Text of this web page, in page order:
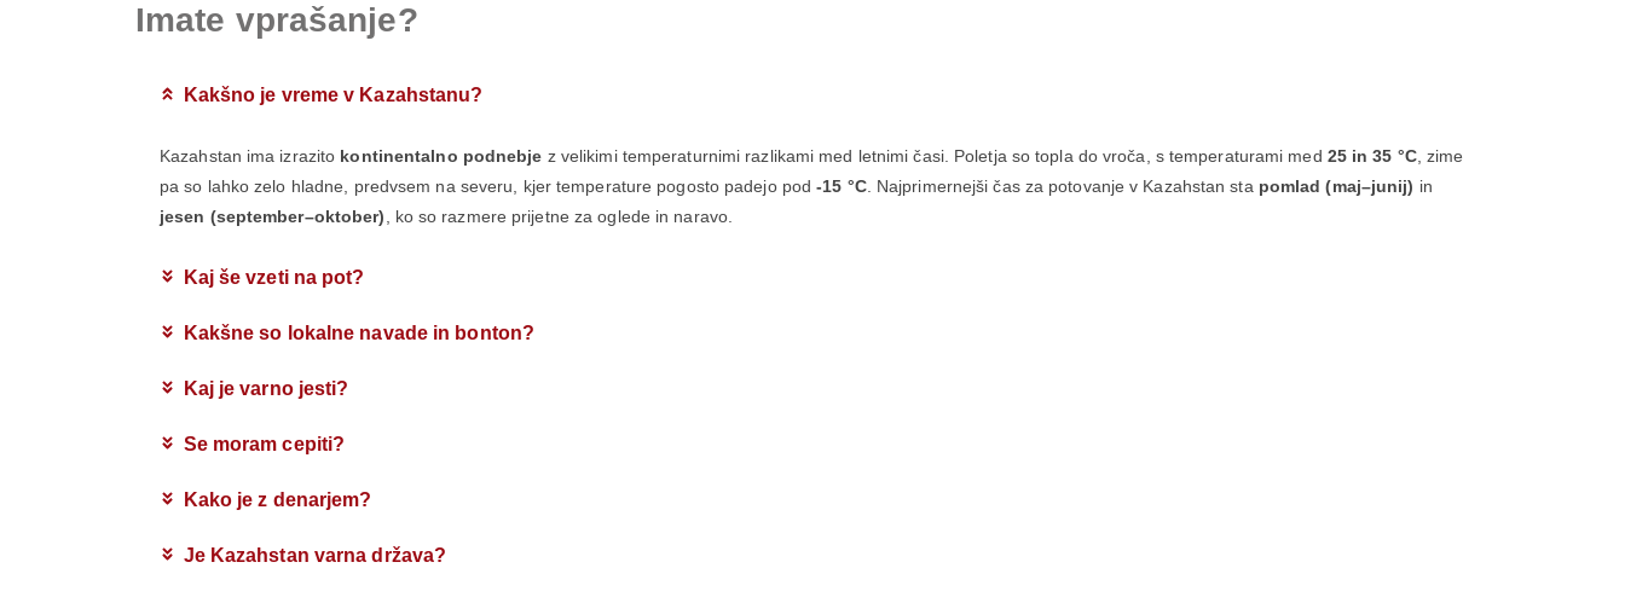
Imate vprašanje?
Kakšno je vreme v Kazahstanu?
Kazahstan ima izrazito kontinentalno podnebje z velikimi temperaturnimi razlikami med letnimi časi. Poletja so topla do vroča, s temperaturami med 25 in 35 °C, zime
pa so lahko zelo hladne, predvsem na severu, kjer temperature pogosto padejo pod-15 °C. Najprimernejši čas za potovanje v Kazahstan sta pomlad (maj–junij) in
jesen (september–oktober), ko so razmere prijetne za oglede in naravo.
Kaj še vzeti na pot?
Kakšne so lokalne navade in bonton?
Kaj je varno jesti?
Se moram cepiti?
Kako je z denarjem?
Je Kazahstan varna država?